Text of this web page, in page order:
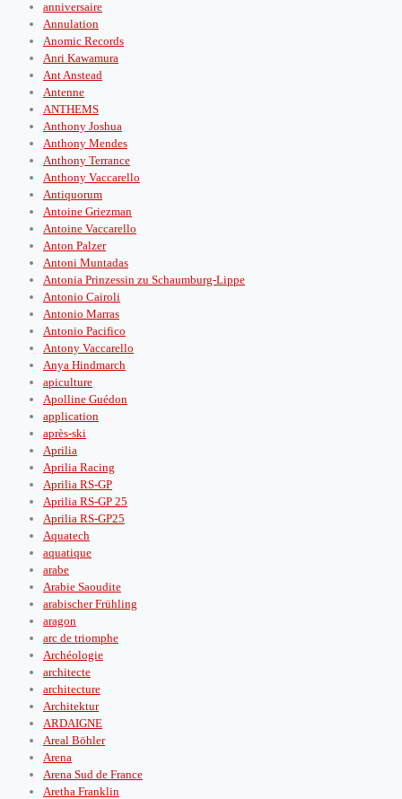
anniversaire
Annulation
Anomic Records
Anri Kawamura
Ant Anstead
Antenne
ANTHEMS
Anthony Joshua
Anthony Mendes
Anthony Terrance
Anthony Vaccarello
Antiquorum
Antoine Griezman
Antoine Vaccarello
Anton Palzer
Antoni Muntadas
Antonia Prinzessin zu Schaumburg-Lippe
Antonio Cairoli
Antonio Marras
Antonio Pacifico
Antony Vaccarello
Anya Hindmarch
apiculture
Apolline Guédon
application
après‑ski
Aprilia
Aprilia Racing
Aprilia RS-GP
Aprilia RS-GP 25
Aprilia RS-GP25
Aquatech
aquatique
arabe
Arabie Saoudite
arabischer Frühling
aragon
arc de triomphe
Archéologie
architecte
architecture
Architektur
ARDAIGNE
Areal Böhler
Arena
Arena Sud de France
Aretha Franklin